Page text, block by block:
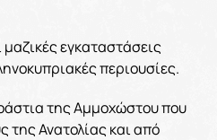
μαζικές εγκαταστάσεις
περιουσίες.
της Αμμοχώστου που
της Ανατολίας και από